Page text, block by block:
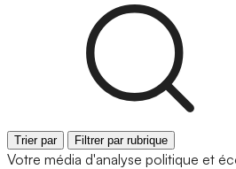
Trier par Filtrer par rubrique
Votre média d'analyse politique et